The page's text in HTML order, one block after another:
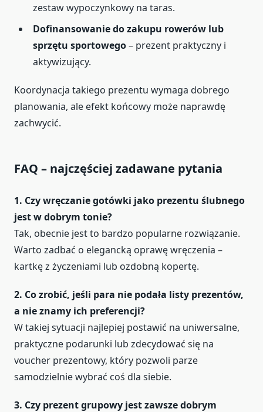
zestaw wypoczynkowy na taras.
Dofinansowanie do zakupu rowerów lub
sprzętu sportowego– prezent praktyczny i
aktywizujący.
Koordynacja takiego prezentu wymaga dobrego
planowania, ale efekt końcowy może naprawdę
zachwycić.
FAQ – najczęściej zadawane pytania
1. Czy wręczanie gotówki jako prezentu ślubnego
jest w dobrym tonie?
Tak, obecnie jest to bardzo popularne rozwiązanie.
Warto zadbać o elegancką oprawę wręczenia –
kartkę z życzeniami lub ozdobną kopertę.
2. Co zrobić, jeśli para nie podała listy prezentów,
a nie znamy ich preferencji?
W takiej sytuacji najlepiej postawić na uniwersalne,
praktyczne podarunki lub zdecydować się na
voucher prezentowy, który pozwoli parze
samodzielnie wybrać coś dla siebie.
3. Czy prezent grupowy jest zawsze dobrym